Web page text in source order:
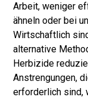
Arbeit, weniger
ähneln oder bei
Wirtschaftlich
alternative
Herbizide
Anstrengungen,
erforderlich sind,